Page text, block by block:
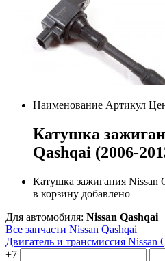
Наименование Артикул
Катушка
Qashqai (2006-
Катушка зажигания Nissan
в корзину добавлено
Для автомобиля: Nissan Qashqai
Все запчасти Nissan Qashqai
Двигатель и трансмиссия Nissan
+7